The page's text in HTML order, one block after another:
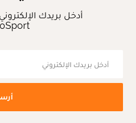
أدخل بريدك